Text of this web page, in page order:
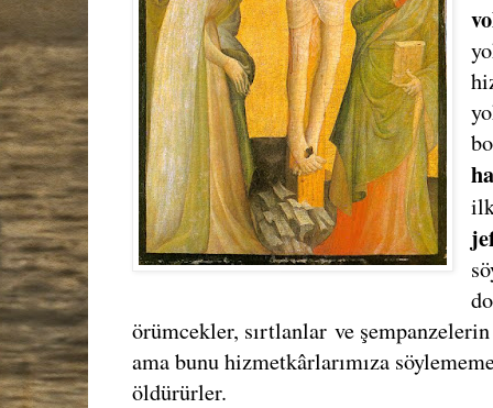
örümcekler, sırtlanlar ve
ama bunu hizmetkârlarımıza
öldürürler.